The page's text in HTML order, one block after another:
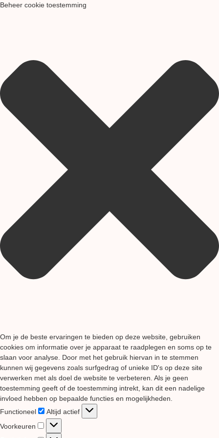
Beheer cookie toestemming
Om je de beste ervaringen te bieden op deze website, gebruiken
cookies om informatie over je apparaat te raadplegen en soms op te
slaan voor analyse. Door met het gebruik hiervan in te stemmen
kunnen wij gegevens zoals surfgedrag of unieke ID's op deze site
verwerken met als doel de website te verbeteren. Als je geen
toestemming geeft of de toestemming intrekt, kan dit een nadelige
invloed hebben op bepaalde functies en mogelijkheden.
Functioneel
Functioneel
Altijd actief
Voorkeuren
Voorkeuren